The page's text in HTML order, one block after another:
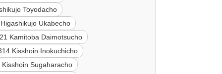
Toyodacho
Ukabecho
Kamitoba Daimotsucho
Kisshoin Inokuchicho
Sugaharacho